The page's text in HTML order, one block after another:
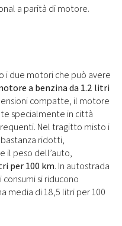
a parità di motore.
i due motori che può avere
a benzina da 1.2 litri
compatte, il motore
specialmente in città
Nel tragitto misto i
ridotti,
il peso dell’auto,
per 100 km. In autostrada
si riducono
media di 18,5 litri per 100